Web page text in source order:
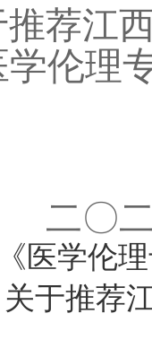
推荐江
学伦理
二〇
医学伦
于推荐